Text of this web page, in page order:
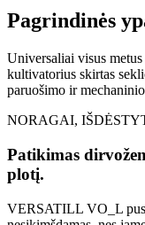
Pagrindinės
Universaliai visus
kultivatorius skirtas
paruošimo ir
NORAGAI,
Patikimas
plotį.
VERSATILL VO_L